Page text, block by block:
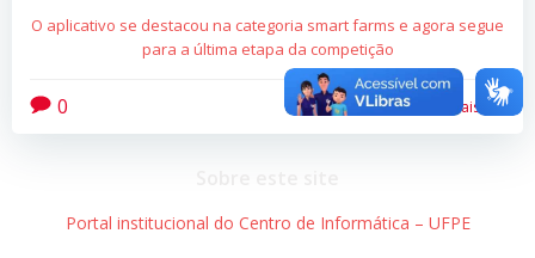
O aplicativo se destacou na categoria smart farms e agora segue
para a última etapa da competição
0 Leia mais
Portal institucional do Centro de Informática – UFPE